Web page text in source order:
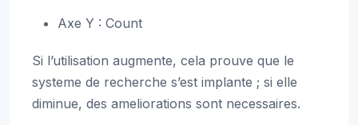
Axe Y : Count
Si l’utilisation augmente, cela prouve que le
systeme de recherche s’est implante ; si elle
diminue, des ameliorations sont necessaires.